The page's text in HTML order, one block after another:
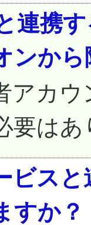
連携
ンか
アカ
要は
ビス
すか？